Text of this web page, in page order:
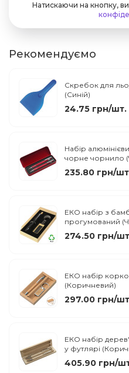
Натискаючи на кнопку,
Рекомендуємо
Cкребок для
(Синій)
24.75 грн/шт.
Набір
чорне чорнило
235.80 грн/
ЕКО набір з
прогумований
274.50 грн/
ЕКО набір
(Коричневий)
297.00 грн/
ЕКО набір
у футлярі
405.90 грн/